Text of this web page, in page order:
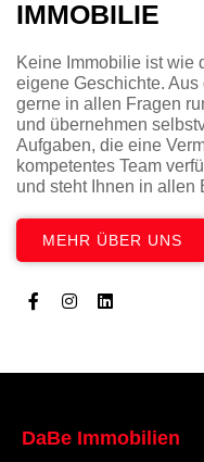
IMMOBILIE
Keine Immobilie ist wie
eigene Geschichte.
gerne in allen Fragen
und übernehmen
Aufgaben, die eine
kompetentes Team
und steht Ihnen in allen
MEHR ÜBER UNS
DaBe Immobilien